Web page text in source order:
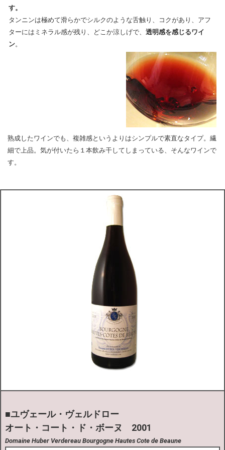
す。
タンニンは極めて滑らかでシルクのような舌触り、コクがあり、アフ
ターにはミネラル感が残り、どこか涼しげで、 透明感を感じるワイ
ン。
熟成したワインでも、複雑感というよりはシンプルで素直なタイプ。繊
細で上品。気が付いたら１本飲み干してしまっている、そんなワインで
す。
■ユヴェール・ヴェルドロー
オート・コート・ド・ボーヌ 2001
Domaine Huber Verdereau Bourgogne Hautes Cote de Beaune